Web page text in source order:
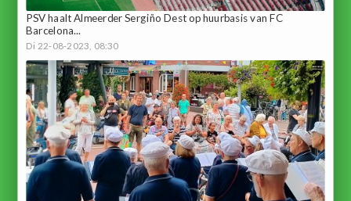
PSV haalt Almeerder Sergiño Dest op huurbasis van FC
Barcelona...
Di 22-08-2023, 08:30